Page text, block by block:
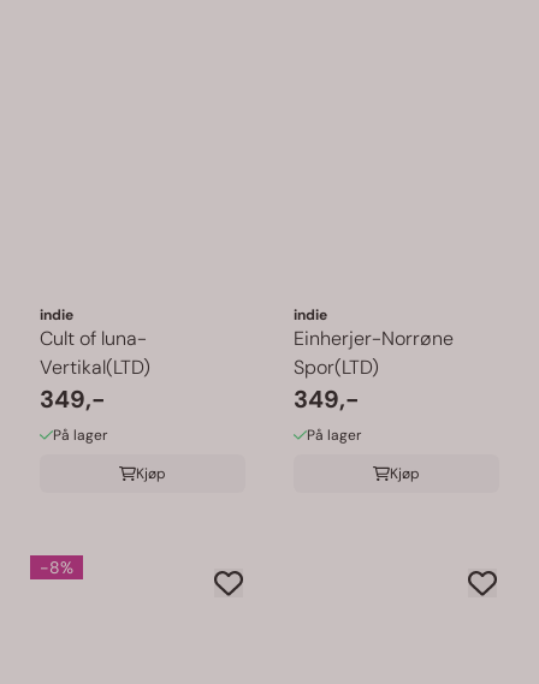
indie
Cult of luna-
Vertikal(LTD)
349,-
På lager
Kjøp
indie
Einherjer-Norrøne
Spor(LTD)
349,-
På lager
Kjøp
-8%